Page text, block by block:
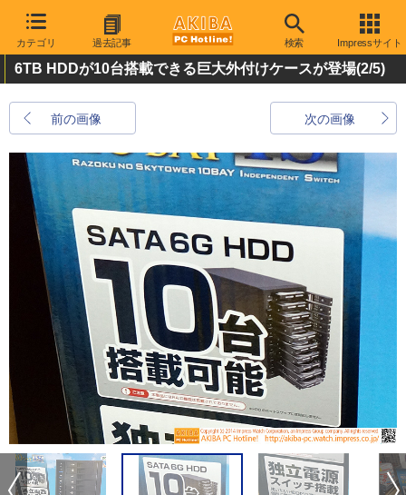
カテゴリ 過去記事 検索 Impressサイト
6TB HDDが10台搭載できる巨大外付けケースが登場(2/5)
前の画像 次の画像